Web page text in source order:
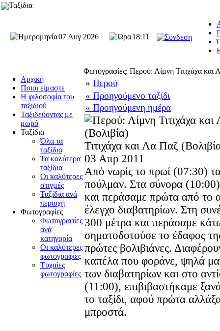
Ταξίδια
07 Αυγ 2026 18:11
Αρχική
Ποιοι είμαστε
Η φιλοσοφία του
ταξιδιού
Ταξιδεύοντας με
μωρό
Ταξίδια
Όλα τα
ταξίδια
Τα καλύτερα
ταξίδια
Οι καλύτερες
στιγμές
Ταξίδια ανά
περιοχή
Φωτογραφίες
Φωτογραφίες
ανά
κατηγορία
Οι καλύτερες
φωτογραφίες
Τυχαίες
φωτογραφίες
Φωτογραφίες: Περού: Λίμνη Τιτιχάχα και
» Περού
« Προηγούμενο ταξίδι
« Προηγούμενη ημέρα
Τιτιχάχα και Λα Παζ
03 Απρ 2011
Από νωρίς το πρωί (07:30)
πούλμαν. Στα σύνορα
και περάσαμε πρώτα από το
έλεγχο διαβατηρίων. Στη
300 μέτρα και περάσαμε
σηματοδοτούσε το έδαφος
πρώτες βολιβιάνες.
καπέλα που φοράνε, ψηλά
των διαβατηρίων και στο
(11:00), επιβιβαστήκαμε
το ταξίδι, αφού πρώτα
μπροστά.